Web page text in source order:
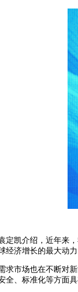
定凯介绍，近年来
经济增长的最大动力
求市场也在不断对
全、标准化等方面